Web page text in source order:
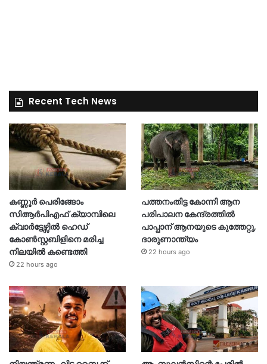
Recent Tech News
കണ്ണൂർ പെരിങ്ങോം
സിആർപിഎഫ് ക്യാമ്പിലെ
ക്വാർട്ടേഴ്സിൽ ഹെഡ്
കോൺസ്റ്റബിളിനെ മരിച്ച
നിലയിൽ കണ്ടെത്തി
22 hours ago
പത്തനംതിട്ട കോന്നി ആന
പരിപാലന കേന്ദ്രത്തിൽ
പാപ്പാന് ആനയുടെ കുത്തേറ്റു,
ദാരുണാന്ത്യം
22 hours ago